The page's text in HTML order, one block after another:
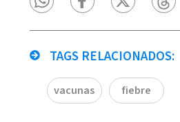
TAGS RELACIONADOS:
vacunas fiebre